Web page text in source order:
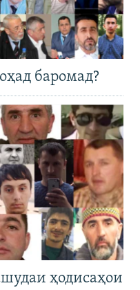
баромад?
ҳодисаҳои